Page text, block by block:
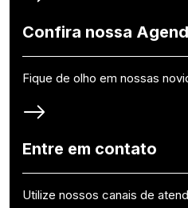
Confira nossa
Fique de olho em nossas
Entre em contato
Utilize nossos canais de